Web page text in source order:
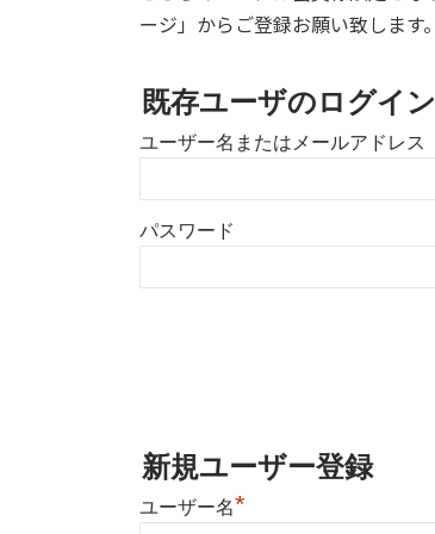
ージ」からご登録お願い致します。
既存ユーザのログイン
ユーザー名またはメールアドレス
パスワード
新規ユーザー登録
ユーザー名*